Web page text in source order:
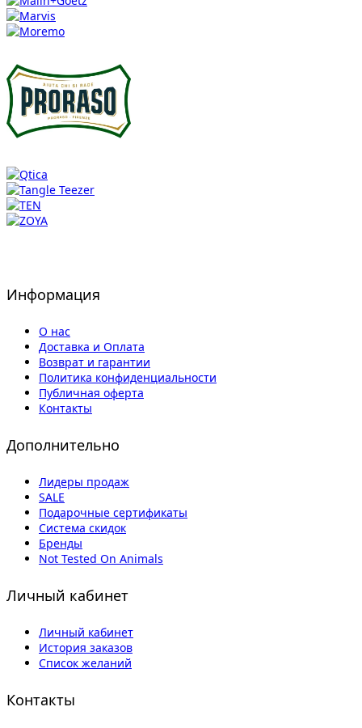
Информация
О нас
Доставка и Оплата
Возврат и гарантии
Политика конфиденциальности
Публичная оферта
Контакты
Дополнительно
Лидеры продаж
SALE
Подарочные сертификаты
Система скидок
Бренды
Not Tested On Animals
Личный кабинет
Личный кабинет
История заказов
Список желаний
Контакты